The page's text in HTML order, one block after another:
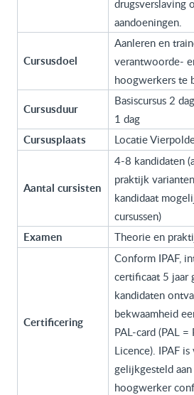
drugsverslaving
aandoeningen.
Cursusdoel
Aanleren en
verantwoorde-
hoogwerkers te
Cursusduur
Basiscursus 2
1 dag
Cursusplaats Locatie
Aantal cursisten
4-8 kandidaten
praktijk
kandidaat
cursussen)
Examen Theorie en
Certificering
Conform IPAF,
certificaat 5 jaar
kandidaten
bekwaamheid
PAL-card (PAL
Licence). IPAF
gelijkgesteld
hoogwerker